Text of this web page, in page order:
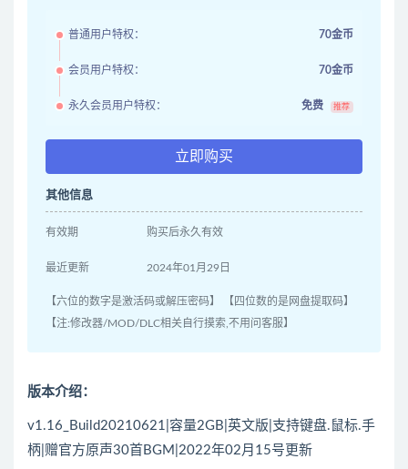
普通用户特权： 70金币
会员用户特权： 70金币
永久会员用户特权： 免费 推荐
立即购买
其他信息
有效期 购买后永久有效
最近更新 2024年01月29日
【六位的数字是激活码或解压密码】 【四位数的是网盘提取码】
【注:修改器/MOD/DLC相关自行摸索,不用问客服】
版本介绍：
v1.16_Build20210621|容量2GB|英文版|支持键盘.鼠标.手
柄|赠官方原声30首BGM|2022年02月15号更新